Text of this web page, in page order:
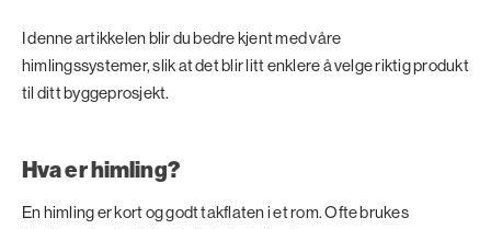
I denne artikkelen blir du bedre kjent med våre
himlingssystemer, slik at det blir litt enklere å velge riktig produkt
til ditt byggeprosjekt.
Hva er himling?
En himling er kort og godt takflaten i et rom. Ofte brukes